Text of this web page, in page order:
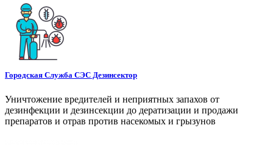
Городская Служба СЭС Дезинсектор
Уничтожение вредителей и неприятных запахов от
дезинфекции и дезинсекции до дератизации и продажи
препаратов и отрав против насекомых и грызунов